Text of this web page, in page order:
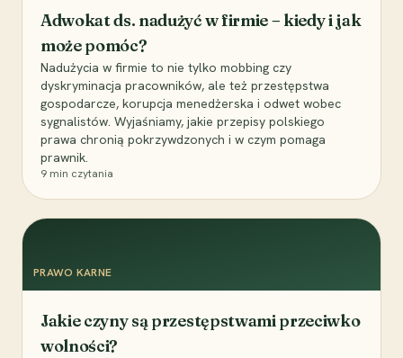
Adwokat ds. nadużyć w firmie – kiedy i jak
może pomóc?
Nadużycia w firmie to nie tylko mobbing czy
dyskryminacja pracowników, ale też przestępstwa
gospodarcze, korupcja menedżerska i odwet wobec
sygnalistów. Wyjaśniamy, jakie przepisy polskiego
prawa chronią pokrzywdzonych i w czym pomaga
prawnik.
9 min czytania
PRAWO KARNE
Jakie czyny są przestępstwami przeciwko
wolności?